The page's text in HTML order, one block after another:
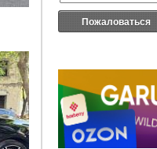
Пожаловаться